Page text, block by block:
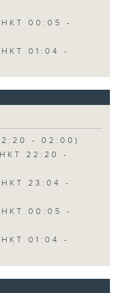
00:05 -
01:04 -
- 02:00)
22:20 -
23:04 -
00:05 -
01:04 -